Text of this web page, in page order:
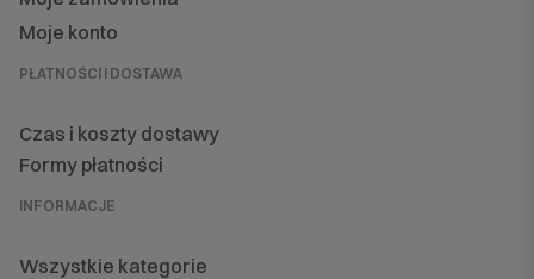
Moje konto
PŁATNOŚCI I DOSTAWA
Czas i koszty dostawy
Formy płatności
INFORMACJE
Wszystkie kategorie